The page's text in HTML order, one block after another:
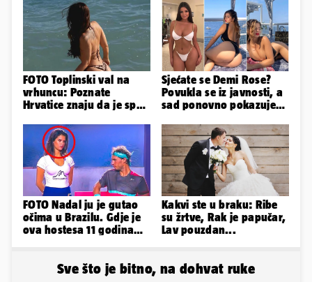
FOTO Toplinski val na
vrhuncu: Poznate
Hrvatice znaju da je spas
Sjećate se Demi Rose?
Povukla se iz javnosti, a
sad ponovno pokazuje
FOTO Nadal ju je gutao
očima u Brazilu. Gdje je
ova hostesa 11 godina
Kakvi ste u braku: Ribe
su žrtve, Rak je papučar,
Lav pouzdan...
Sve što je bitno, na dohvat ruke